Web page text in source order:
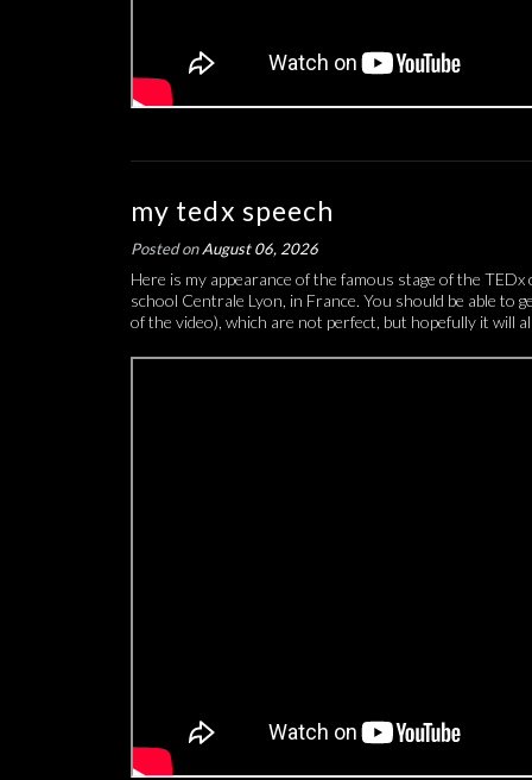
my tedx speech
Posted onAugust 06, 2026
Here is my appearance of the famous stage of the
school Centrale Lyon, in France. You should be able to
of the video), which are not perfect, but hopefully it will